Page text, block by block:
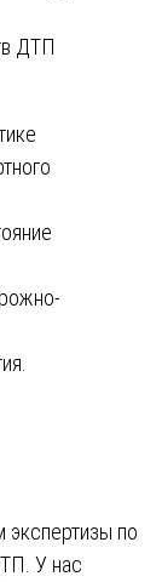
ДТП
экспертизы по
У нас